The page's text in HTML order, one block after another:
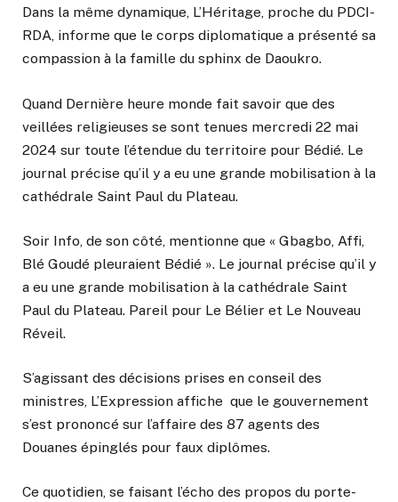
Dans la même dynamique, L’Héritage, proche du PDCI-
RDA, informe que le corps diplomatique a présenté sa
compassion à la famille du sphinx de Daoukro.
Quand Dernière heure monde fait savoir que des
veillées religieuses se sont tenues mercredi 22 mai
2024 sur toute l’étendue du territoire pour Bédié. Le
journal précise qu’il y a eu une grande mobilisation à la
cathédrale Saint Paul du Plateau.
Soir Info, de son côté, mentionne que « Gbagbo, Affi,
Blé Goudé pleuraient Bédié ». Le journal précise qu’il y
a eu une grande mobilisation à la cathédrale Saint
Paul du Plateau. Pareil pour Le Bélier et Le Nouveau
Réveil.
S’agissant des décisions prises en conseil des
ministres, L’Expression affiche que le gouvernement
s’est prononcé sur l’affaire des 87 agents des
Douanes épinglés pour faux diplômes.
Ce quotidien, se faisant l’écho des propos du porte-